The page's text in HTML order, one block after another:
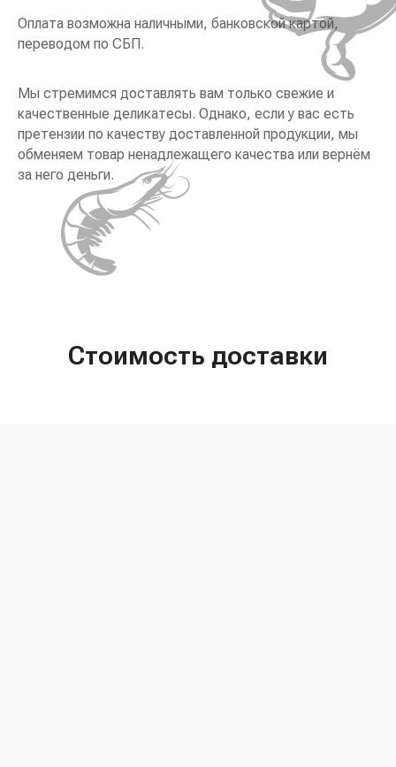
Оплата возможна наличными, банковской картой,
переводом по СБП.
Мы стремимся доставлять вам только свежие и
качественные деликатесы. Однако, если у вас есть
претензии по качеству доставленной продукции, мы
обменяем товар ненадлежащего качества или вернём
за него деньги.
Стоимость доставки